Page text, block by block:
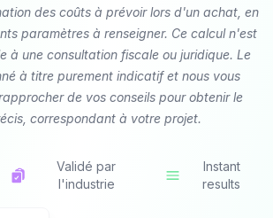
des coûts à prévoir lors d'un achat, en
paramètres à renseigner. Ce calcul n'est
à une consultation fiscale ou juridique. Le
à titre purement indicatif et nous vous
de vos conseils pour obtenir le
correspondant à votre projet.
Validé par
l'industrie
Instant
results